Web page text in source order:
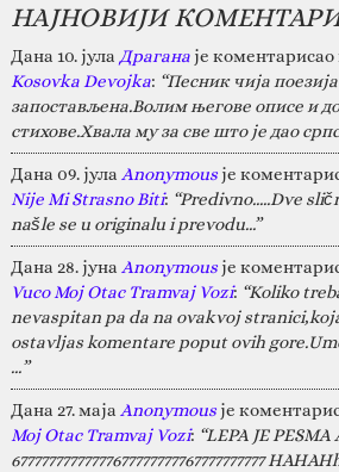
НАЈНОВИЈИ
Дана 10. јула Драганаје коментарисао
Kosovka Devojka: “Песник чија
запостављена.Волим његове описе и
стихове.Хвала му за све што је дао
Дана 09. јула Anonymousје
Nije Mi Strasno Biti: “Predivno.....Dve
našle se u originalu i prevodu...”
Дана 28. јуна Anonymousје
Vuco Moj Otac Tramvaj Vozi: “Koliko
nevaspitan pa da na ovakvoj
ostavljas komentare poput ovih
…”
Дана 27. маја Anonymousје
Moj Otac Tramvaj Vozi: “LEPA JE PESMA
67777777777777677777777767777777777